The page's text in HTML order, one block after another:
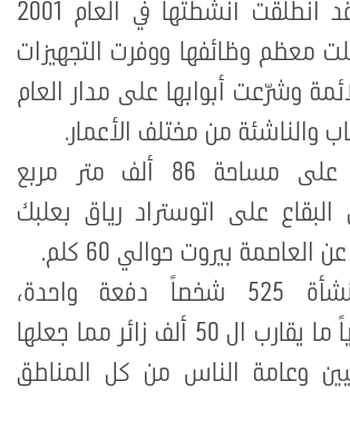
وقد انطلقت أنشطتها في العام 2001
معظم وظائفها ووفرت التجهيزات
وشرّعت أبوابها على مدار العام
والناشئة من مختلف الأعمار.
تمتد المدينة على مساحة 86 ألف متر مربع
على اتوستراد رياق بعلبك
العاصمة بيروت حوالي 60 كلم
.
تستوعب المنشأة 525 شخصاً دفعة واحدة،
وتستقبل سنوياً ما يقارب ال 50 ألف زائر مما جعلها
وعامة الناس من كل المناطق